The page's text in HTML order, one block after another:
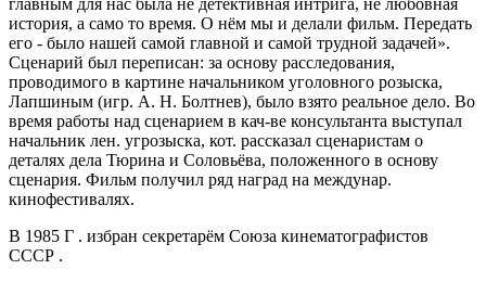
история, а само то время. О нём мы и делали фильм. Передать
его - было нашей самой главной и самой трудной задачей».
Сценарий был переписан: за основу расследования,
проводимого в картине начальником уголовного розыска,
Лапшиным (игр. А. Н. Болтнев), было взято реальное дело. Во
время работы над сценарием в кач-ве консультанта выступал
начальник лен. угрозыска, кот. рассказал сценаристам о
деталях дела Тюрина и Соловьёва, положенного в основу
сценария. Фильм получил ряд наград на междунар.
кинофестивалях.
В 1985 Г . избран секретарём Союза кинематографистов
СССР .